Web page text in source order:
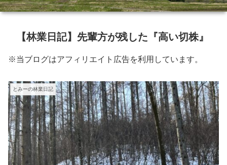
【林業日記】先輩方が残した『高い切株』
※当ブログはアフィリエイト広告を利用しています。
とみーの林業日記